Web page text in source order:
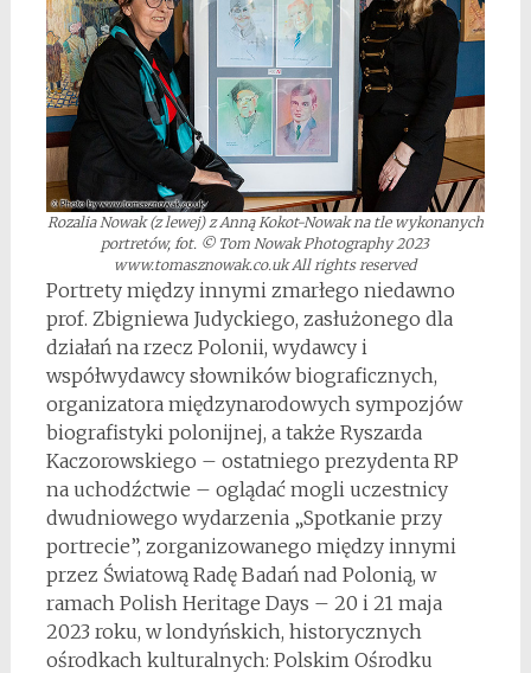
Rozalia Nowak (z lewej) z Anną Kokot-Nowak na tle wykonanych
portretów, fot. © Tom Nowak Photography 2023
www.tomasznowak.co.uk All rights reserved
Portrety między innymi zmarłego niedawno
prof. Zbigniewa Judyckiego, zasłużonego dla
działań na rzecz Polonii, wydawcy i
współwydawcy słowników biograficznych,
organizatora międzynarodowych sympozjów
biografistyki polonijnej, a także Ryszarda
Kaczorowskiego – ostatniego prezydenta RP
na uchodźctwie – oglądać mogli uczestnicy
dwudniowego wydarzenia „Spotkanie przy
portrecie”, zorganizowanego między innymi
przez Światową Radę Badań nad Polonią, w
ramach Polish Heritage Days – 20 i 21 maja
2023 roku, w londyńskich, historycznych
ośrodkach kulturalnych: Polskim Ośrodku